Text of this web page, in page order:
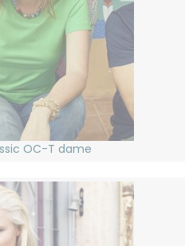
OC-T dame